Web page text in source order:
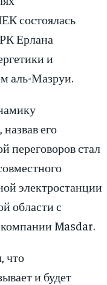
состоялась
Ерлана
и
аль-Мазруи.
его
переговоров стал
электростанции
области с
Masdar.
что
и будет